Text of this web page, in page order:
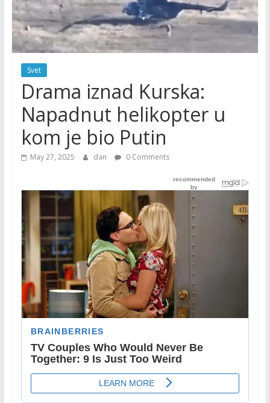
Svet
Drama iznad Kurska:
Napadnut helikopter u
kom je bio Putin
May 27, 2025 dan 0 Comments